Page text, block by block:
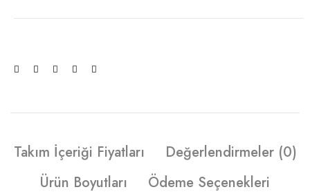
Takım İçeriği Fiyatları
Değerlendirmeler (0)
Ürün Boyutları
Ödeme Seçenekleri